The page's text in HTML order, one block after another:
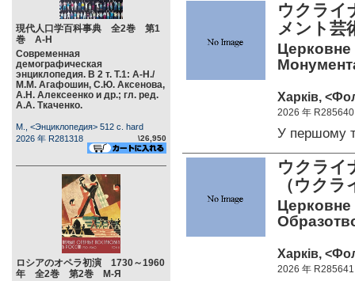
現代人口学百科事典 全2巻 第1
巻 А-Н
Современная
демографическая
энциклопедия. В 2 т. Т.1: А-Н./
М.М. Агафошин, С.Ю. Аксенова,
А.Н. Алексеенко и др.; гл. ред.
А.А. Ткаченко.
М., <Энциклопедия> 512 c. hard
2026 年 R281318
\26,950
ロシアのオペラ初演 1730～1960
年 全2巻 第2巻 М-Я
ウクラ
メント
Церковне
Харкiв,
2026 年 R285640
У першому
ウクラ
（ウクラ
Церковне
Харкiв,
2026 年 R285641